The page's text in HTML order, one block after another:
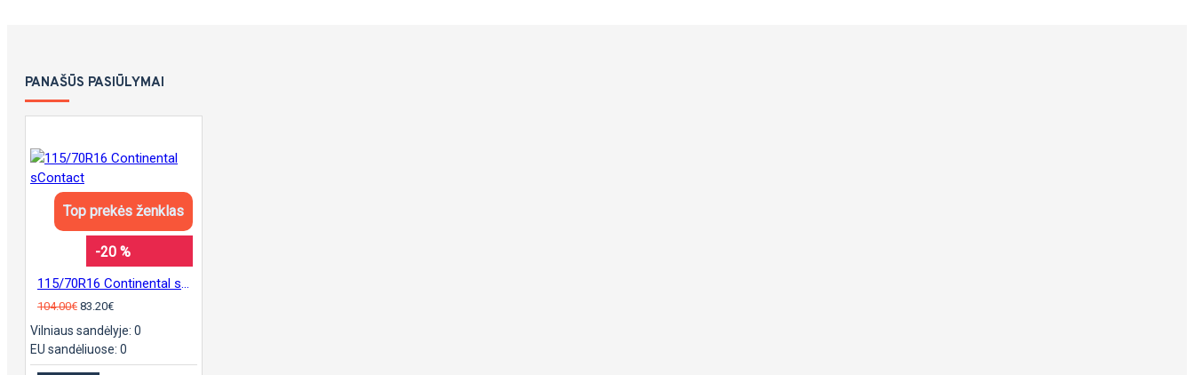
PANAŠŪS PASIŪLYMAI
Top prekės ženklas
-20 %
115/70R16 Continental sContact
104.00€ 83.20€
Vilniaus sandėlyje: 0
EU sandėliuose: 0